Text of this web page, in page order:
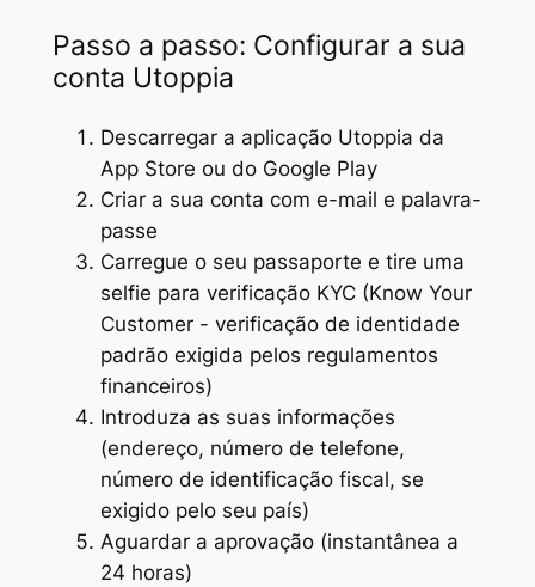
Passo a passo: Configurar a sua
conta Utoppia
Descarregar a aplicação Utoppia da
App Store ou do Google Play
Criar a sua conta com e-mail e palavra-
passe
Carregue o seu passaporte e tire uma
selfie para verificação KYC (Know Your
Customer - verificação de identidade
padrão exigida pelos regulamentos
financeiros)
Introduza as suas informações
(endereço, número de telefone,
número de identificação fiscal, se
exigido pelo seu país)
Aguardar a aprovação (instantânea a
24 horas)